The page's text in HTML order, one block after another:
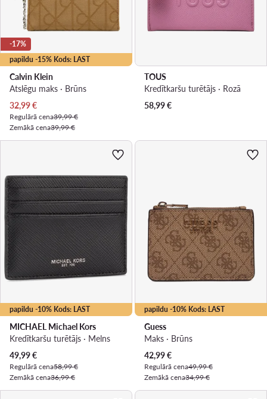
papildu -15% Kods: LAST
-17%
Calvin Klein
Atslēgu maks · Brūns
Pašreizējā cena
32,99€
Regulārā cena39,99 €
Zemākā cena39,99 €
TOUS
Kredītkaršu turētājs · Rozā
58,99€
papildu -10% Kods: LAST
MICHAEL Michael Kors
Kredītkaršu turētājs · Melns
Pašreizējā cena
49,99€
Regulārā cena58,99 €
Zemākā cena36,99 €
papildu -10% Kods: LAST
Guess
Maks · Brūns
Pašreizējā cena
42,99€
Regulārā cena49,99 €
Zemākā cena34,99 €